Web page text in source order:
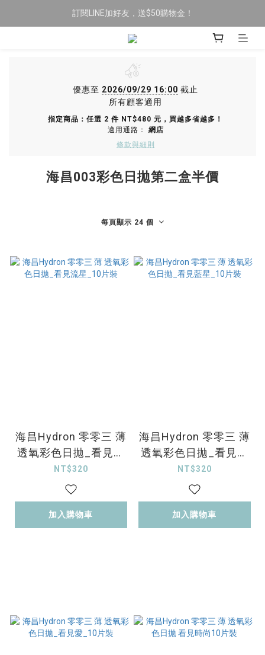
限時全館滿$699免運
訂閱LINE加好友，送$50購物金！
限時全館滿$699免運
優惠至 2026/09/29 16:00 截止
所有顧客適用
指定商品：任選 2 件 NT$480 元，買越多省越多！
適用通路： 網店
條款與細則
海昌003彩色日拋第二盒半價
每頁顯示 24 個
海昌Hydron 零零三 薄
透氧彩色日拋_看見流
星_10片裝
NT$320
加入購物車
海昌Hydron 零零三 薄
透氧彩色日拋_看見藍
星_10片裝
NT$320
加入購物車